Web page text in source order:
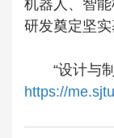
机器人、智
研发奠定坚实
“设计与
https://